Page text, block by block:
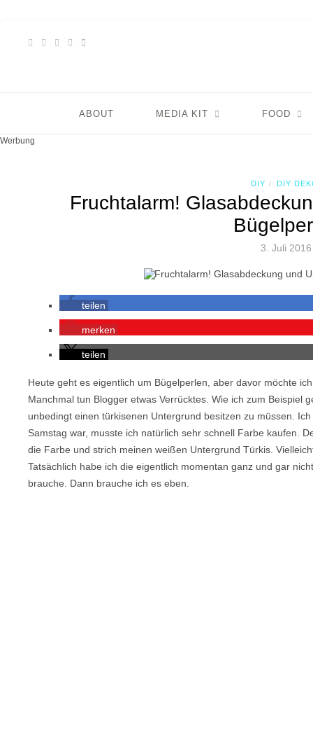
ABOUT MEDIA KIT FOOD
Werbung
DIY / DIY
Fruchtalarm!
3. Juli 2016
teilen
merken
teilen
Heute geht es eigentlich um Bügelperlen, aber davor möchte
Manchmal tun Blogger etwas Verrücktes. Wie ich zum Beispiel
unbedingt einen türkisenen Untergrund besitzen zu müssen.
Samstag war, musste ich natürlich sehr schnell Farbe kaufen.
die Farbe und strich meinen weißen Untergrund Türkis.
Tatsächlich habe ich die eigentlich momentan ganz und gar
brauche. Dann brauche ich es eben.